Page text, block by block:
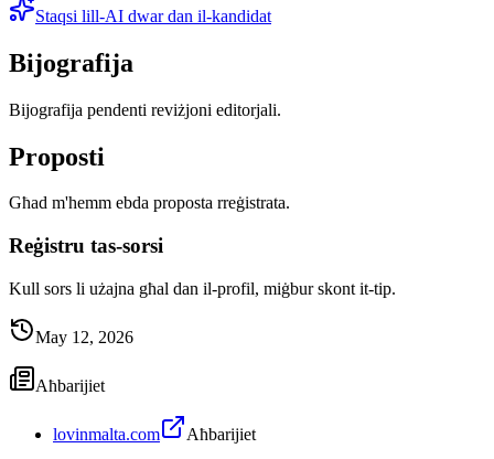
Staqsi lill-AI dwar dan il-kandidat
Bijografija
Bijografija pendenti reviżjoni editorjali.
Proposti
Għad m'hemm ebda proposta rreġistrata.
Reġistru tas-sorsi
Kull sors li użajna għal dan il-profil, miġbur skont it-tip.
May 12, 2026
Aħbarijiet
lovinmalta.com
Aħbarijiet